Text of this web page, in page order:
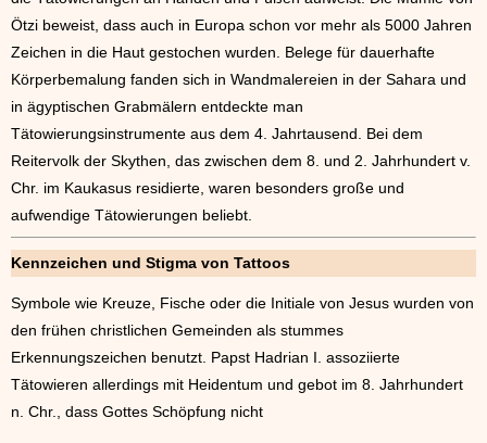
Ötzi beweist, dass auch in Europa schon vor mehr als 5000 Jahren
Zeichen in die Haut gestochen wurden. Belege für dauerhafte
Körperbemalung fanden sich in Wandmalereien in der Sahara und
in ägyptischen Grabmälern entdeckte man
Tätowierungsinstrumente aus dem 4. Jahrtausend. Bei dem
Reitervolk der Skythen, das zwischen dem 8. und 2. Jahrhundert v.
Chr. im Kaukasus residierte, waren besonders große und
aufwendige Tätowierungen beliebt.
Kennzeichen und Stigma von Tattoos
Symbole wie Kreuze, Fische oder die Initiale von Jesus wurden von
den frühen christlichen Gemeinden als stummes
Erkennungszeichen benutzt. Papst Hadrian I. assoziierte
Tätowieren allerdings mit Heidentum und gebot im 8. Jahrhundert
n. Chr., dass Gottes Schöpfung nicht